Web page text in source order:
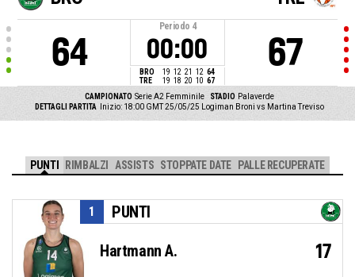
64
Periodo 4
00:00
BRO 19 12 21 12 64
TRE
19 18 20 10 67
67
CAMPIONATO Serie A2 Femminile STADIO Palaverde
DETTAGLI PARTITA
Inizio: 18:00 GMT 25/05/25 Logiman Broni vs Martina Treviso
PUNTI RIMBALZI ASSISTS STOPPATE DATE PALLE RECUPERATE
PUNTI
1
Hartmann A. 17